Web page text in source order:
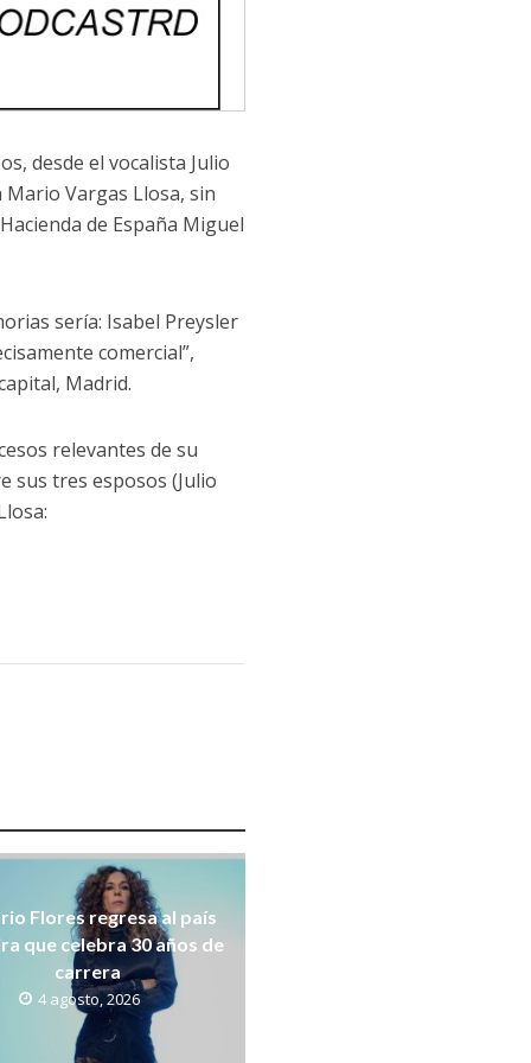
desde el vocalista Julio
Vargas Llosa, sin
de España Miguel
sería: Isabel Preysler
comercial”,
Madrid.
relevantes de su
sus tres esposos (Julio
Flores regresa al país
que celebra 30 años de
carrera
4 agosto, 2026